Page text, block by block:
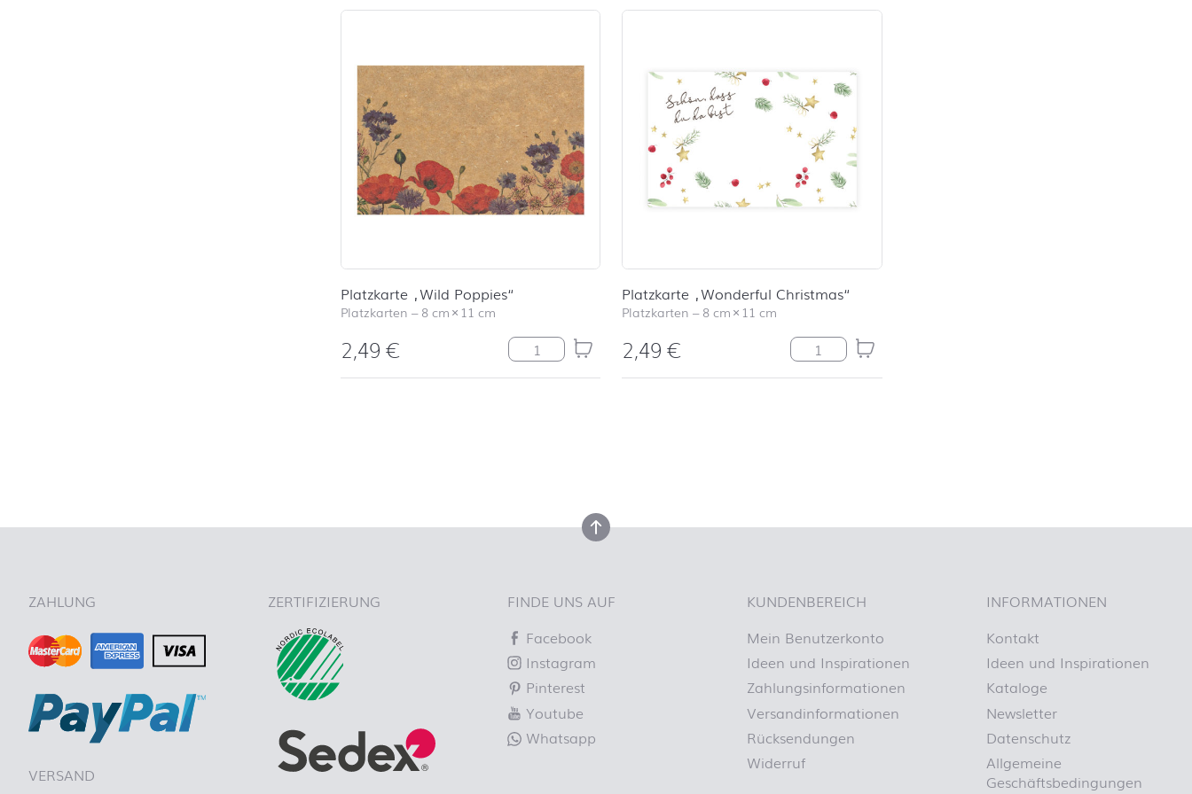
Platzkarte „Wild Poppies“
Platzkarten –8 cm× 11 cm
2,49€ Platzkarte "Wild Poppies" Menge
Platzkarte „Wonderful Christmas“
Platzkarten –8 cm× 11 cm
2,49€ Platzkarte "Wonderful Christmas" Menge
nach oben
ZAHLUNG
VERSAND
ZERTIFIZIERUNG
FINDE UNS AUF
Facebook
Instagram
Pinterest
Youtube
Whatsapp
KUNDENBEREICH
Mein Benutzerkonto
Ideen und Inspirationen
Zahlungsinformationen
Versandinformationen
Rücksendungen
Widerruf
INFORMATIONEN
Kontakt
Ideen und Inspirationen
Kataloge
Newsletter
Datenschutz
Allgemeine
Geschäftsbedingungen